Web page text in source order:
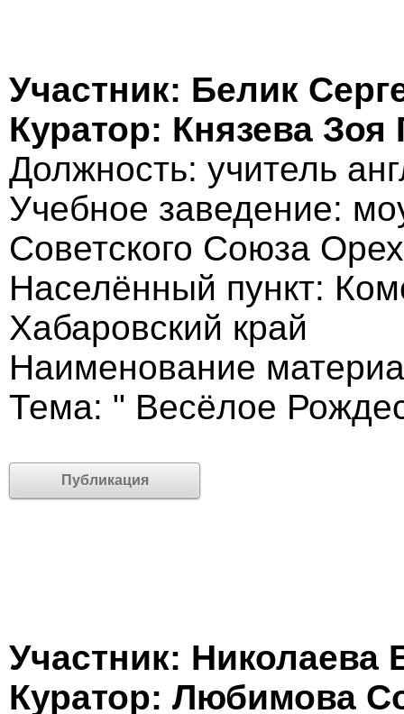
Участник: Белик
Куратор: Князева Зоя
Должность: учитель
Учебное заведение:
Советского Союза
Населённый пункт:
Хабаровский край
Наименование
Тема: " Весёлое
Публикация
Участник: Николаева
Куратор: Любимова